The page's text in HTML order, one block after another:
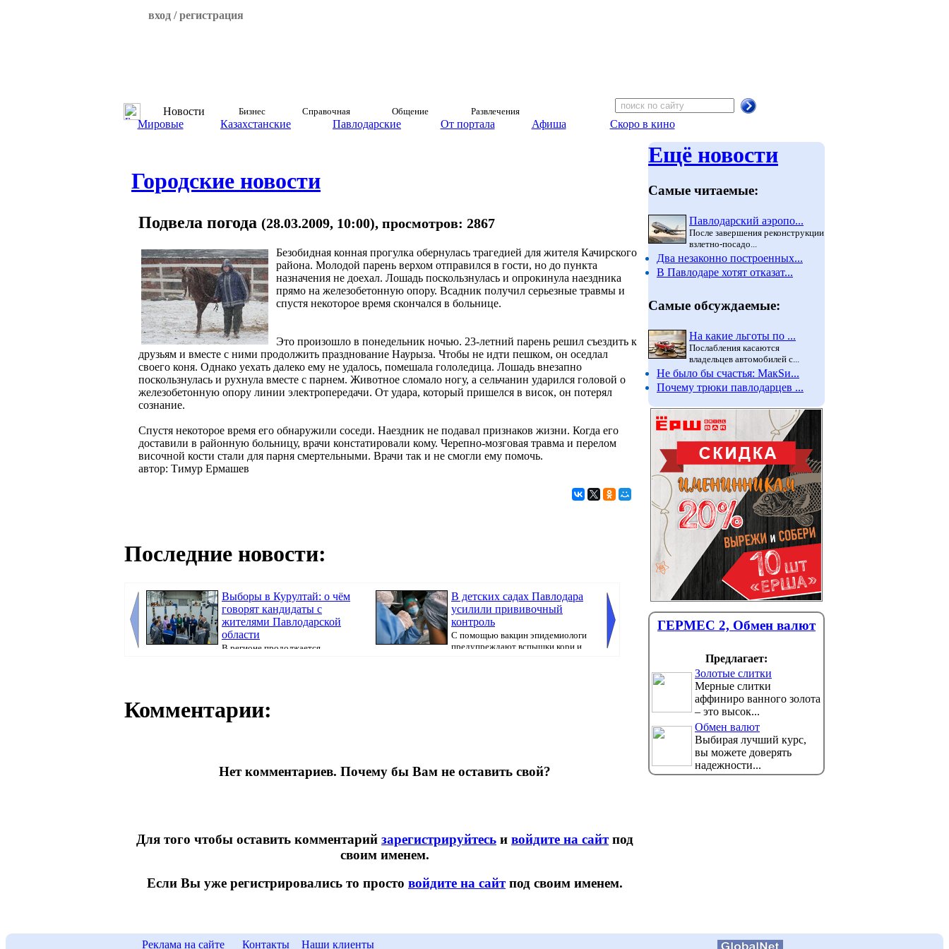
вход / регистрация
Новости Бизнес Справочная Общение Развлечения
Мировые Казахстанские Павлодарские От портала Афиша Скоро в кино
Городские новости
Подвела погода (28.03.2009, 10:00), просмотров: 2867
Безобидная конная прогулка обернулась трагедией для жителя Качирского
района. Молодой парень верхом отправился в гости, но до пункта
назначения не доехал. Лошадь поскользнулась и опрокинула наездника
прямо на железобетонную опору. Всадник получил серьезные травмы и
спустя некоторое время скончался в больнице.
Это произошло в понедельник ночью. 23-летний парень решил съездить к
друзьям и вместе с ними продолжить празднование Наурыза. Чтобы не идти пешком, он оседлал
своего коня. Однако уехать далеко ему не удалось, помешала гололедица. Лошадь внезапно
поскользнулась и рухнула вместе с парнем. Животное сломало ногу, а сельчанин ударился головой о
железобетонную опору линии электропередачи. От удара, который пришелся в висок, он потерял
сознание.
Спустя некоторое время его обнаружили соседи. Наездник не подавал признаков жизни. Когда его
доставили в районную больницу, врачи констатировали кому. Черепно-мозговая травма и перелом
височной кости стали для парня смертельными. Врачи так и не смогли ему помочь.
автор: Тимур Ермашев
Последние новости:
Выборы в Курултай: о чём
говорят кандидаты с
жителями Павлодарской
области
В регионе продолжается
В детских садах Павлодара
усилили прививочный
контроль
С помощью вакцин эпидемиологи
предупреждают вспышки кори и
Лето принесло Павлодару
затишье по заболеваемости
корью
Но санврачи ждут новый подъём,
Комментарии:
Нет комментариев. Почему бы Вам не оставить свой?
Для того чтобы оставить комментарий зарегистрируйтесь и войдите на сайтпод
своим именем.
Если Вы уже регистрировались то просто войдите на сайтпод своим именем.
Ещё новости
Самые читаемые:
Павлодарский аэропо...
После завершения реконструкции
взлетно-посадо...
Два незаконно построенных...
В Павлодаре хотят отказат...
Самые обсуждаемые:
На какие льготы по ...
Послабления касаются
владельцев автомобилей с...
Не было бы счастья: МакSи...
Почему трюки павлодарцев ...
ГЕРМЕС 2, Обмен валют
Предлагает:
Золотые слитки
Мерные слитки
аффиниро ванного золота
– это высок...
Обмен валют
Выбирая лучший курс,
вы можете доверять
надежности...
Реклама на сайте Контакты Наши клиенты